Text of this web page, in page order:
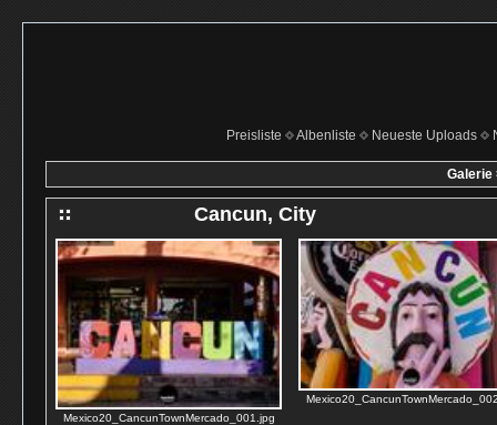
Preisliste Albenliste Neueste Uploads
Galerie
Cancun, City
Mexico20_CancunTownMercado_001.jpg